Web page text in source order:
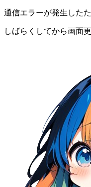
通信エラーが発生したた
しばらくしてから画面